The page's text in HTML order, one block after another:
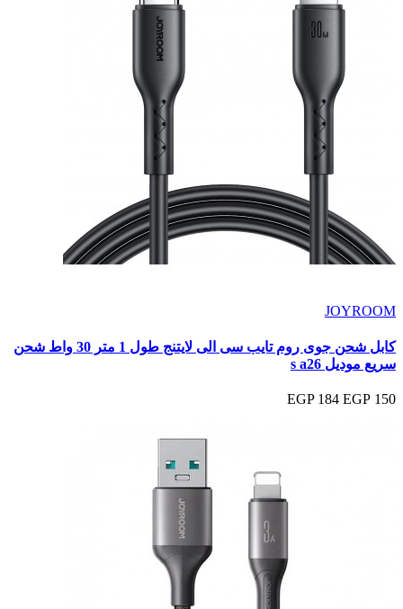
JOYROOM
كابل شحن جوى روم تايب سى الى لايتنج طول 1 متر 30 واط شحن
سريع موديل s a26
150 EGP
184 EGP